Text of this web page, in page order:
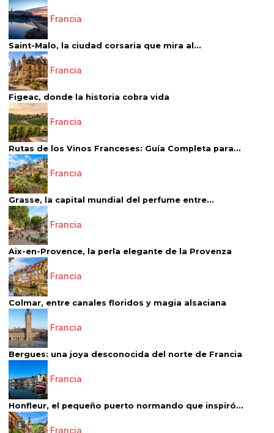
Francia
Saint-Malo, la ciudad corsaria que mira al...
Francia
Figeac, donde la historia cobra vida
Francia
Rutas de los Vinos Franceses: Guía Completa para...
Francia
Grasse, la capital mundial del perfume entre...
Francia
Aix-en-Provence, la perla elegante de la Provenza
Francia
Colmar, entre canales floridos y magia alsaciana
Francia
Bergues: una joya desconocida del norte de Francia
Francia
Honfleur, el pequeño puerto normando que inspiró...
Francia